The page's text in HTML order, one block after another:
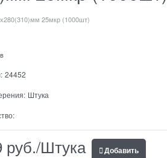
25мкр (1000шт)
24452
Штука
руб./Штука Добавить